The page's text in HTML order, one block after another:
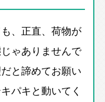
、正直、荷物が
ゃありませんで
と諦めてお願い
パキと動いてく